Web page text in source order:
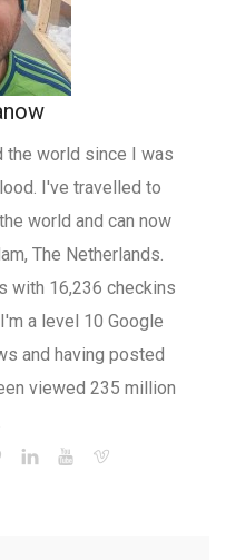
the world since I was
I've travelled to
world and can now
The Netherlands.
with 16,236 checkins
a level 10 Google
and having posted
viewed 235 million